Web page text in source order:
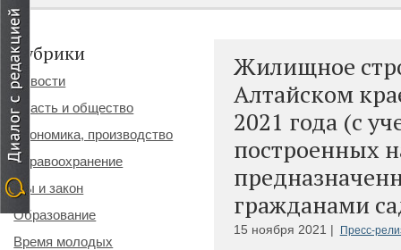
Жилищное
Алтайском
2021 года (с
построенных
гражданами
15 ноября 2021 | Пресс-
Рубрики
Новости
Власть и общество
Экономика, производство
Здравоохранение
Мы и закон
Образование
Время молодых